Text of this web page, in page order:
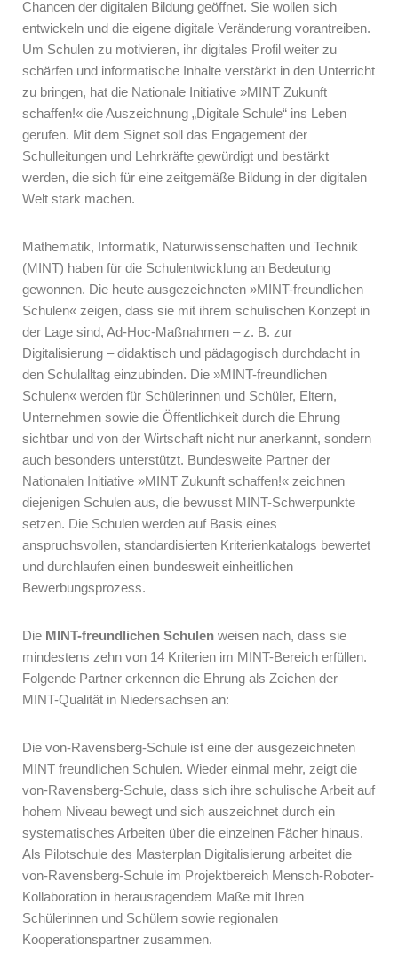
Chancen der digitalen Bildung geöffnet. Sie wollen sich
entwickeln und die eigene digitale Veränderung vorantreiben.
Um Schulen zu motivieren, ihr digitales Profil weiter zu
schärfen und informatische Inhalte verstärkt in den Unterricht
zu bringen, hat die Nationale Initiative »MINT Zukunft
schaffen!« die Auszeichnung „Digitale Schule“ ins Leben
gerufen. Mit dem Signet soll das Engagement der
Schulleitungen und Lehrkräfte gewürdigt und bestärkt
werden, die sich für eine zeitgemäße Bildung in der digitalen
Welt stark machen.
Mathematik, Informatik, Naturwissenschaften und Technik
(MINT) haben für die Schulentwicklung an Bedeutung
gewonnen. Die heute ausgezeichneten »MINT-freundlichen
Schulen« zeigen, dass sie mit ihrem schulischen Konzept in
der Lage sind, Ad-Hoc-Maßnahmen – z. B. zur
Digitalisierung – didaktisch und pädagogisch durchdacht in
den Schulalltag einzubinden. Die »MINT-freundlichen
Schulen« werden für Schülerinnen und Schüler, Eltern,
Unternehmen sowie die Öffentlichkeit durch die Ehrung
sichtbar und von der Wirtschaft nicht nur anerkannt, sondern
auch besonders unterstützt. Bundesweite Partner der
Nationalen Initiative »MINT Zukunft schaffen!« zeichnen
diejenigen Schulen aus, die bewusst MINT-Schwerpunkte
setzen. Die Schulen werden auf Basis eines
anspruchsvollen, standardisierten Kriterienkatalogs bewertet
und durchlaufen einen bundesweit einheitlichen
Bewerbungsprozess.
Die MINT-freundlichen Schulen weisen nach, dass sie
mindestens zehn von 14 Kriterien im MINT-Bereich erfüllen.
Folgende Partner erkennen die Ehrung als Zeichen der
MINT-Qualität in Niedersachsen an:
Die von-Ravensberg-Schule ist eine der ausgezeichneten
MINT freundlichen Schulen. Wieder einmal mehr, zeigt die
von-Ravensberg-Schule, dass sich ihre schulische Arbeit auf
hohem Niveau bewegt und sich auszeichnet durch ein
systematisches Arbeiten über die einzelnen Fächer hinaus.
Als Pilotschule des Masterplan Digitalisierung arbeitet die
von-Ravensberg-Schule im Projektbereich Mensch-Roboter-
Kollaboration in herausragendem Maße mit Ihren
Schülerinnen und Schülern sowie regionalen
Kooperationspartner zusammen.